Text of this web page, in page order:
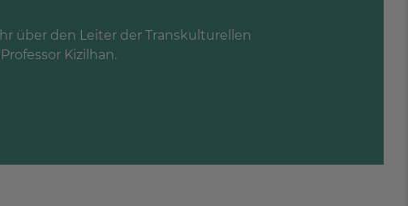
über den Leiter der Transkulturellen
Kizilhan.